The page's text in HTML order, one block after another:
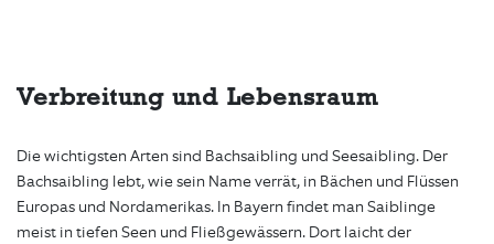
Verbreitung und Lebensraum
Die wichtigsten Arten sind Bachsaibling und Seesaibling. Der
Bachsaibling lebt, wie sein Name verrät, in Bächen und Flüssen
Europas und Nordamerikas. In Bayern findet man Saiblinge
meist in tiefen Seen und Fließgewässern. Dort laicht der